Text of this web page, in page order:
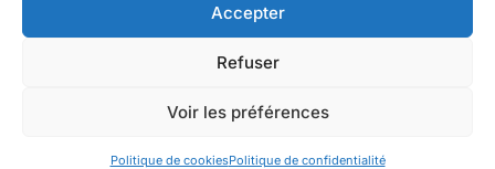
Accepter
Refuser
Voir les préférences
Politique de cookiesPolitique de confidentialité
Tous droits réservés.